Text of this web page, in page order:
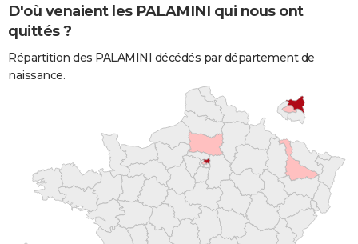
D'où venaient les PALAMINI qui nous ont
quittés ?
Répartition des PALAMINI décédés par département de
naissance.